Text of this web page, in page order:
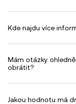
Kde najdu více
Mám otázky
obrátit?
Jakou hodnotu má